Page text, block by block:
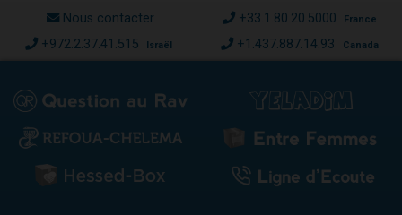
Nous contacter +33.1.80.20.5000 France
+972.2.37.41.515 Israël +1.437.887.14.93 Canada